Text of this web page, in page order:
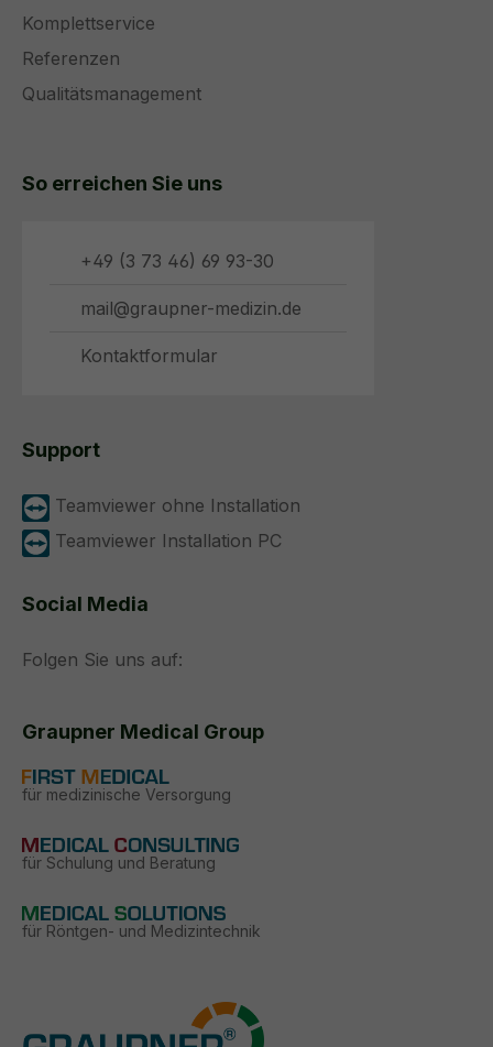
Komplettservice
Referenzen
Qualitätsmanagement
So erreichen Sie uns
+49 (3 73 46) 69 93-30
mail@graupner-medizin.de
Kontaktformular
Support
Teamviewer ohne Installation
Teamviewer Installation PC
Social Media
Folgen Sie uns auf:
Graupner Medical Group
für medizinische Versorgung
für Schulung und Beratung
für Röntgen- und Medizintechnik